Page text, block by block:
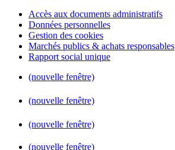
Accès aux documents administratifs
Données personnelles
Gestion des cookies
Marchés publics & achats responsables
Rapport social unique
(nouvelle fenêtre)
(nouvelle fenêtre)
(nouvelle fenêtre)
(nouvelle fenêtre)